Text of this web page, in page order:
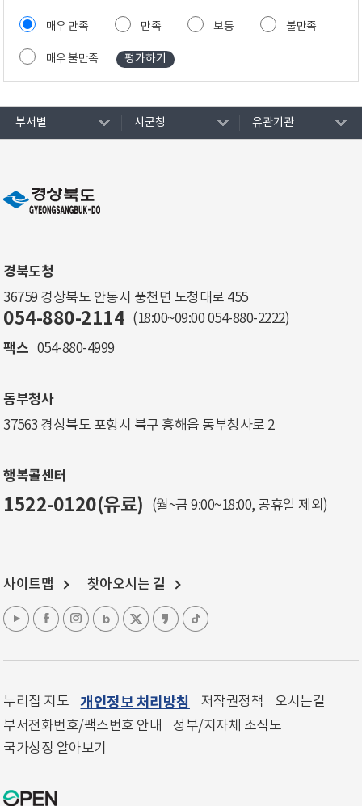
매우 만족 만족 보통 불만족
매우 불만족
부서별 시군청 유관기관
경북도청
36759 경상북도 안동시 풍천면 도청대로 455
054-880-2114 (18:00~09:00 054-880-2222)
팩스 054-880-4999
동부청사
37563 경상북도 포항시 북구 흥해읍 동부청사로 2
행복콜센터
1522-0120(유료) (월~금 9:00~18:00, 공휴일 제외)
사이트맵 찾아오시는 길
누리집 지도 개인정보 처리방침 저작권정책
오시는길
부서전화번호/팩스번호 안내
정부/지자체 조직도
국가상징 알아보기